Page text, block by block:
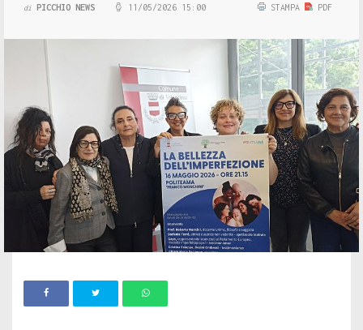
di PICCHIO NEWS 11/05/2026 15:00 STAMPA PDF